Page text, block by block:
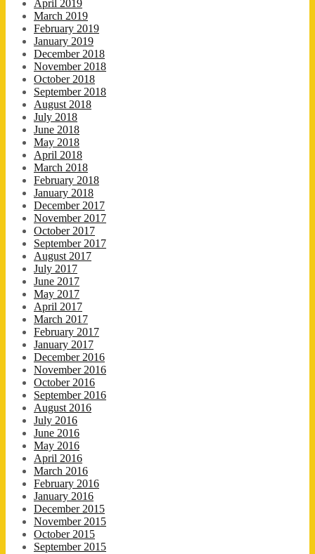
April 2019
March 2019
February 2019
January 2019
December 2018
November 2018
October 2018
September 2018
August 2018
July 2018
June 2018
May 2018
April 2018
March 2018
February 2018
January 2018
December 2017
November 2017
October 2017
September 2017
August 2017
July 2017
June 2017
May 2017
April 2017
March 2017
February 2017
January 2017
December 2016
November 2016
October 2016
September 2016
August 2016
July 2016
June 2016
May 2016
April 2016
March 2016
February 2016
January 2016
December 2015
November 2015
October 2015
September 2015